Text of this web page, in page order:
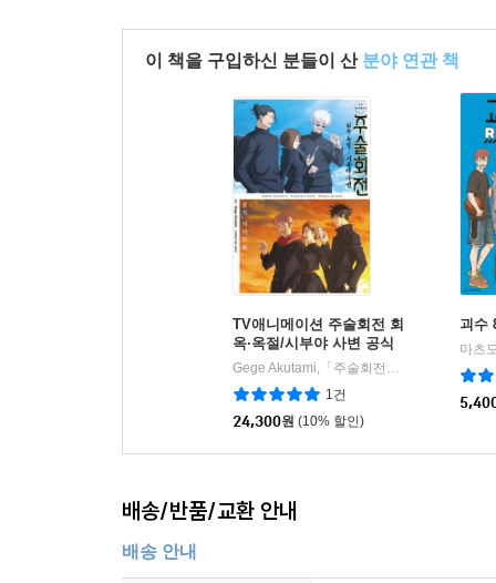
이 책을 구입하신 분들이 산 분야 연관 책
TV애니메이션 주술회전 회
옥·옥절/시부야 사변 공식
가이드북
Gege Akutami,「주술회전」제작 위원회 글그림
1건
24,300원 (10% 할인)
괴수
배송/반품/교환 안내
배송 안내